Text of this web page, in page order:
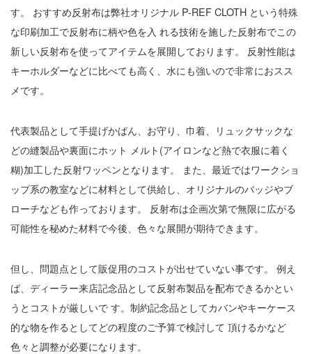
す。 おすすめ反射布は弊社オリジナル P-REF CLOTH という特殊
な印刷加工で反射布に柄や色を入 れる技術を施した反射布でこの
新しい反射布を使ってアイテムを展開しております。 反射性能は
キーホルダーなどに比べても高く、水にも強いので非常におスス
メです。
代表製品として手提げかばん、お守り、巾着、リュックサックな
どの縫製品や裏面にホット メルト(アイロンなど熱で衣服に着く
糊)加工した反射ワッペンとなります。 また、最近ではワークショ
ップ系の教室などに材料として供給し、オリジナルのバッジやブ
ローチなども作っております。 反射布は企画次第で無限に広がる
可能性を秘めた材料で今後、色々な展開が期待できます。
但し、問題点として販促用のコストが出せていない事です。 例え
ば、ディーラー来店記念品として反射布製品を配布できるかとい
うとコストが厳しいで す。制約記念品としてカバンやキーケース
的な物を作るとしてどの程度のご予算で検討して 頂けるかなど
色々と調整が必要になります。